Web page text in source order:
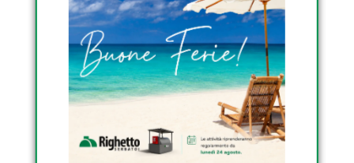
dei sinistri. Gli operatori di cisterne più
piccole possono essere particolarmente
vulnerabili se mancano di competenze nella
gestione del rischio, potrebbero non avere
le risorse finanziarie o le conoscenze per
addestrare adeguatamente il personale,
mantenere, monitorare e registrare i
serbatoi, o anche segnalare correttamente